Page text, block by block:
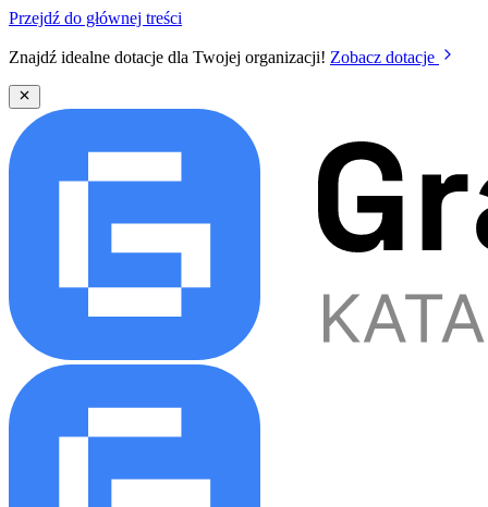
Przejdź do głównej treści
Znajdź idealne dotacje dla Twojej organizacji! Zobacz dotacje